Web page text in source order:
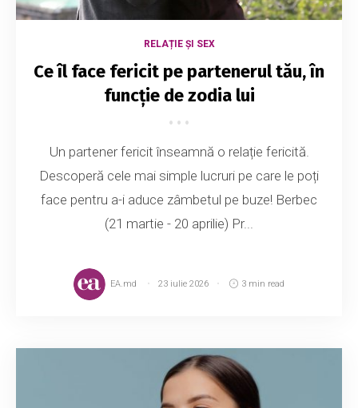
RELAȚIE ȘI SEX
Ce îl face fericit pe partenerul tău, în
funcție de zodia lui
Un partener fericit înseamnă o relație fericită.
Descoperă cele mai simple lucruri pe care le poți
face pentru a-i aduce zâmbetul pe buze! Berbec
(21 martie - 20 aprilie) Pr...
EA.md 23 iulie 2026 3 min read